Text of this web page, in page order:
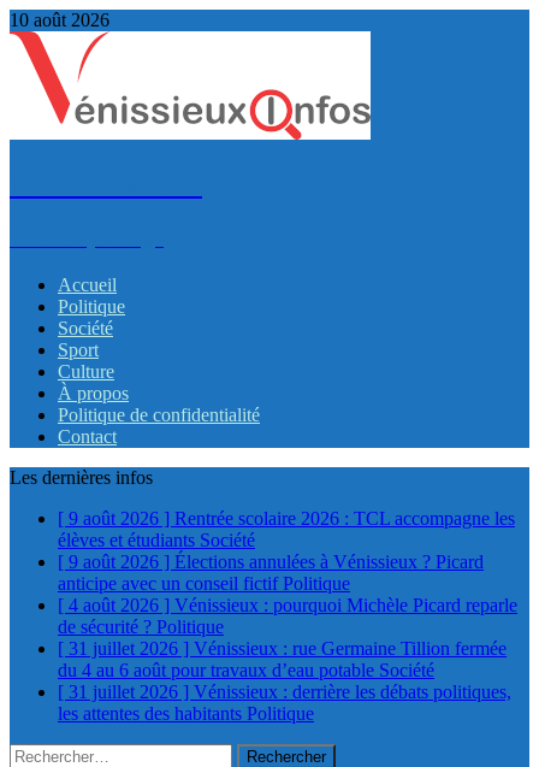
10 août 2026
Accueil
Politique
Société
Sport
Culture
À propos
Politique de confidentialité
Contact
Les dernières infos
[ 9 août 2026 ] Rentrée scolaire 2026 : TCL accompagne les
élèves et étudiants Société
[ 9 août 2026 ] Élections annulées à Vénissieux ? Picard
anticipe avec un conseil fictifPolitique
[ 4 août 2026 ] Vénissieux : pourquoi Michèle Picard reparle
de sécurité ? Politique
[ 31 juillet 2026 ] Vénissieux : rue Germaine Tillion fermée
du 4 au 6 août pour travaux d’eau potable Société
[ 31 juillet 2026 ] Vénissieux : derrière les débats politiques,
les attentes des habitants Politique
Rechercher :